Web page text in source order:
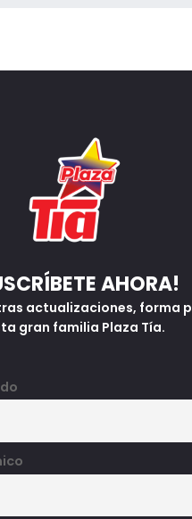
AHORA!
actualizaciones, forma
gran familia Plaza Tía.